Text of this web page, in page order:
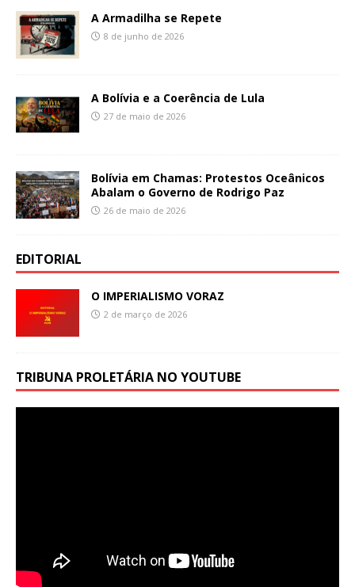
A Armadilha se Repete
8 de junho de 2026
A Bolívia e a Coerência de Lula
27 de maio de 2026
Bolívia em Chamas: Protestos Oceânicos
Abalam o Governo de Rodrigo Paz
26 de maio de 2026
EDITORIAL
O IMPERIALISMO VORAZ
2 de março de 2026
TRIBUNA PROLETÁRIA NO YOUTUBE